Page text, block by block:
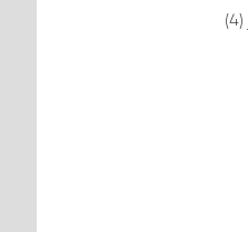
(4)